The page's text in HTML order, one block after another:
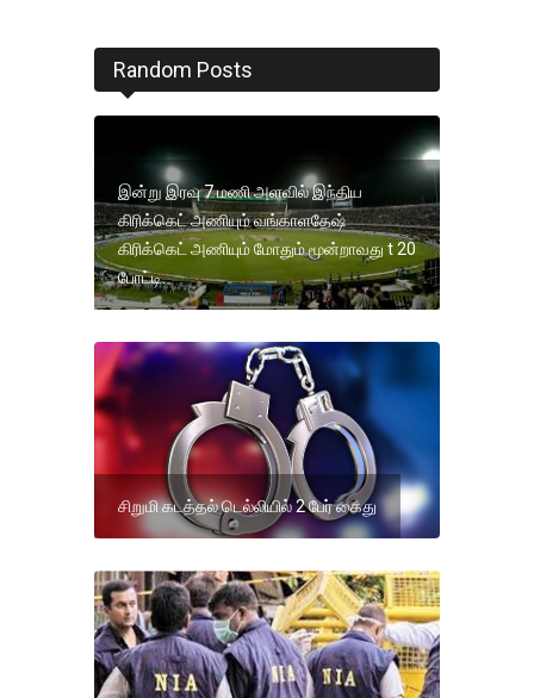
Random Posts
இன்று இரவு 7 மணி அளவில் இந்திய
கிரிக்கெட் அணியும் வங்காளதேஷ்
கிரிக்கெட் அணியும் மோதும் மூன்றாவது t 20
போட்டி.
சிறுமி கடத்தல் டெல்லியில் 2 பேர் கைது